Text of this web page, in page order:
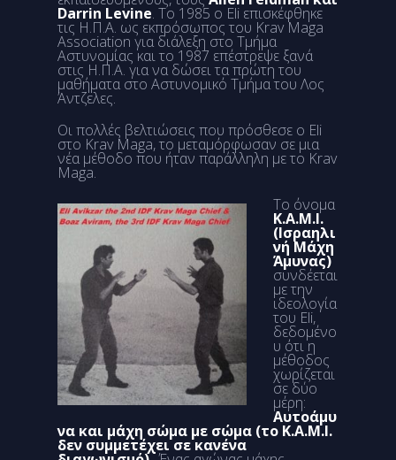
Darrin Levine. Το 1985 ο Eli επισκέφθηκε
τις Η.Π.Α. ως εκπρόσωπος του Krav Maga
Association για διάλεξη στο Τμήμα
Αστυνομίας και το 1987 επέστρεψε ξανά
στις Η.Π.Α. για να δώσει τα πρώτη του
μαθήματα στο Αστυνομικό Τμήμα του Λος
Άντζελες.
Οι πολλές βελτιώσεις που πρόσθεσε ο Eli
στο Krav Maga, το μεταμόρφωσαν σε μια
νέα μέθοδο που ήταν παράλληλη με το Krav
Maga.
Το όνομα
K.A.M.I.
(Ισραηλι
νή Μάχη
Άμυνας)
συνδέεται
με την
ιδεολογία
του Eli,
δεδομένο
υ ότι η
μέθοδος
χωρίζεται
σε δύο
μέρη:
Αυτοάμυ
να και μάχη σώμα με σώμα (το K.A.M.I.
δεν συμμετέχει σε κανένα